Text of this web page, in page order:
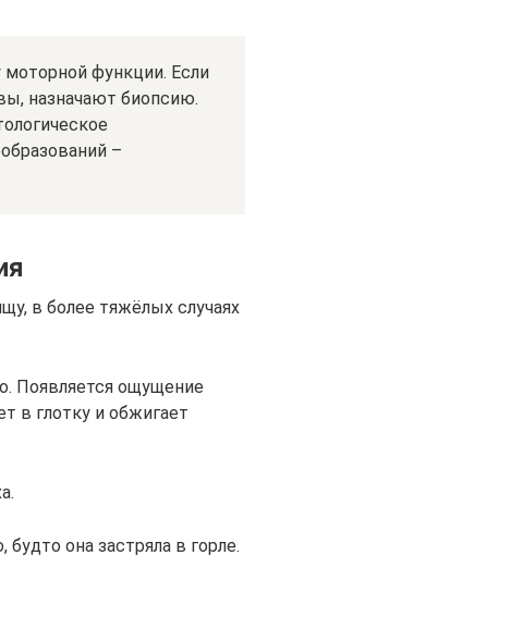
функции. Если
назначают биопсию.
–
в более тяжёлых случаях
Появляется ощущение
в глотку и обжигает
она застряла в горле.